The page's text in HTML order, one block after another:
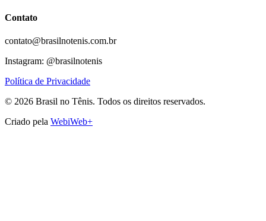
Contato
contato@brasilnotenis.com.br
Instagram: @brasilnotenis
Política de Privacidade
© 2026 Brasil no Tênis. Todos os direitos reservados.
Criado pela WebiWeb+